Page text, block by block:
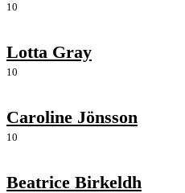
10
Lotta Gray
10
Caroline Jönsson
10
Beatrice Birkeldh